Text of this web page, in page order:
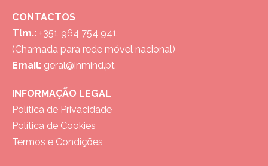
CONTACTOS
Tlm.: +351 964 754 941
(Chamada para rede móvel nacional)
Email: geral@inmind.pt
INFORMAÇÃO LEGAL
Política de Privacidade
Política de Cookies
Termos e Condições